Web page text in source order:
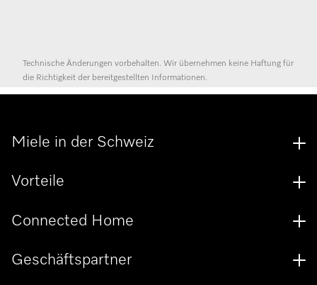
Technische Änderungen vorbehalten. Wir übernehmen keine Haftung für
die Richtigkeit der bereitgestellten Informationen.
Miele in der Schweiz
Vorteile
Connected Home
Geschäftspartner